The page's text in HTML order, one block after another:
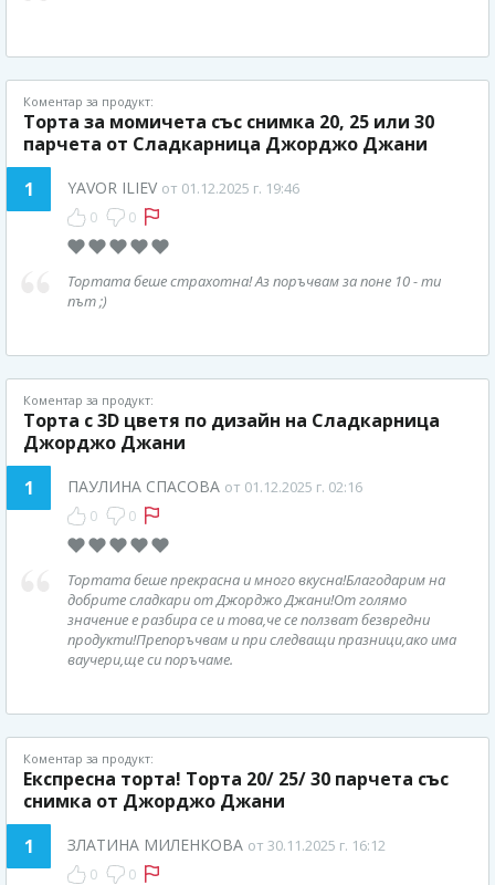
Коментар за продукт:
Торта за момичета със снимка 20, 25 или 30
парчета от Сладкарница Джорджо Джани
1
YAVOR ILIEV от 01.12.2025 г. 19:46
0 0
Тортата беше страхотна! Аз поръчвам за поне 10 - ти
път ;)
Коментар за продукт:
Торта с 3D цветя по дизайн на Сладкарница
Джорджо Джани
1
ПАУЛИНА СПАСОВА от 01.12.2025 г. 02:16
0 0
Тортата беше прекрасна и много вкусна!Благодарим на
добрите сладкари от Джорджо Джани!От голямо
значение е разбира се и това,че се ползват безвредни
продукти!Препоръчвам и при следващи празници,ако има
ваучери,ще си поръчаме.
Коментар за продукт:
Експресна торта! Торта 20/ 25/ 30 парчета със
снимка от Джорджо Джани
1
ЗЛАТИНА МИЛЕНКОВА от 30.11.2025 г. 16:12
0 0